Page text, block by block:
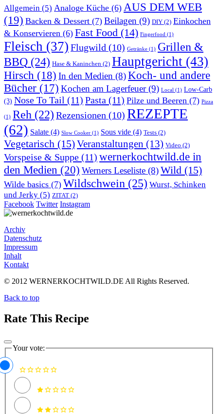
Allgemein (5) Analoge Küche (6) AUS DEM WEB
(19) Backen & Dessert (7) Beilagen (9) DIY (2) Einkochen
& Konservieren (6) Fast Food (14) Fingerfood (1)
Fleisch (37) Flugwild (10) Getränke (1) Grillen &
BBQ (24) Hase & Kaninchen (2) Hauptgericht (43)
Hirsch (18) In den Medien (8)Koch- und andere
Bücher (17) Kochen am Lagerfeuer(9) Local (1) Low-Carb
(3) Nose To Tail (11) Pasta (11) Pilze und Beeren (7) Pizza
(1) Reh (22) Rezensionen (10) REZEPTE
(62) Salate (4) Slow Cooker (1) Sous vide (4) Tests (2)
Vegetarisch (15)Veranstaltungen (13) Video (2)
Vorspeise & Suppe (11) wernerkochtwild.de in
den Medien (20) Werners Leseliste (8)Wild (15)
Wilde basics (7) Wildschwein (25) Wurst, Schinken
und Jerky (5) ZITAT (2)
Facebook Twitter Instagram
Archiv
Datenschutz
Impressum
Inhalt
Kontakt
© 2012 WERNERKOCHTWILD.DE All Rights Reserved.
Back to top
Rate This Recipe
Your vote: